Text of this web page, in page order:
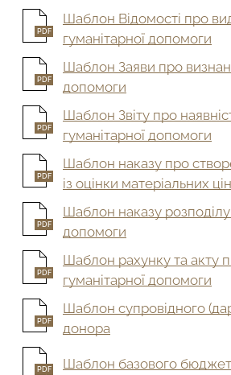
PDF
Шаблон Відомості про
гуманітарної допомоги
PDF
Шаблон Заяви про
допомоги
PDF
Шаблон Звіту про
гуманітарної допомоги
PDF
Шаблон наказу про
із оцінки матеріальних
PDF
Шаблон наказу розподілу
допомоги
PDF
Шаблон рахунку та акту
гуманітарної допомоги
PDF
Шаблон супровідного
донора
PDF Шаблон базового